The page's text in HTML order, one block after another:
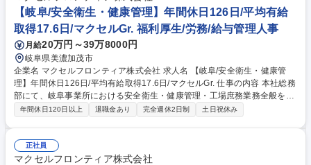
討しております。 募集職種 【岐阜/労務】マクセルGの安定基盤で主任候
補へ｜休日125日/安定基盤◎
【岐阜/安全衛生・健康管理】年間休日126日/平均有給
取得17.6日/マクセルGr. 福利厚生/労務/給与管理人事
月給20万円～39万8000円
岐阜県美濃加茂市
企業名 マクセルフロンティア株式会社 求人名 【岐阜/安全衛生・健康管
理】年間休日126日/平均有給取得17.6日/マクセルGr. 仕事の内容 本社総務
部にて、岐阜事業所における安全衛生・健康管理・工場庶務業務全般をお
任せします。上場グループの充実した環境のもと、従業員が安心・安全に
ント、作業環境測定等 ■健康管理：健診・人間ドック手配、ストレスチェ
ック実施、産業医面談調整、健康経営の推進（セミナー企画等） ■工場庶
年間休日120日以上 退職金あり 完全週休2日制 土日祝休み
正社員
マクセルフロンティア株式会社